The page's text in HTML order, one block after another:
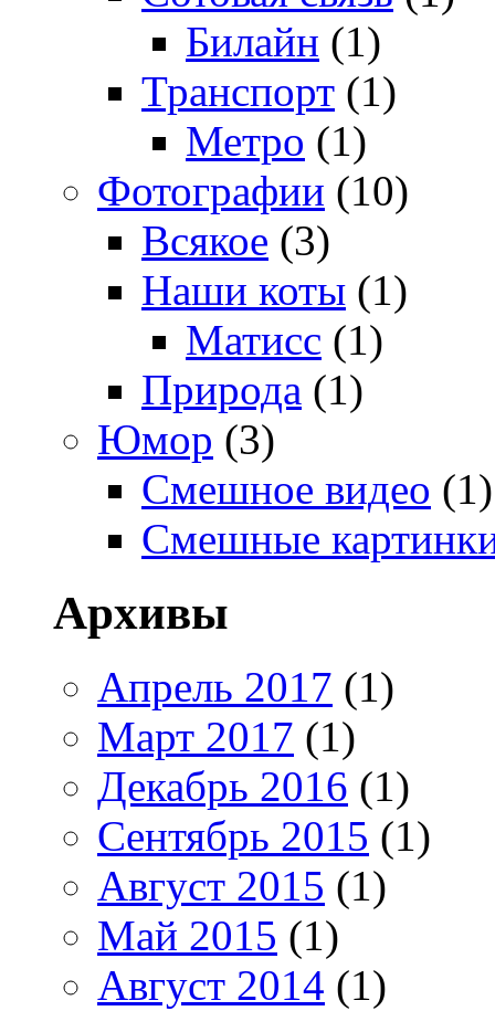
Билайн (1)
Транспорт (1)
Метро (1)
Фотографии (10)
Всякое (3)
Наши коты (1)
Матисс (1)
Природа (1)
Юмор (3)
Смешное видео (1)
Смешные
Архивы
Апрель 2017 (1)
Март 2017 (1)
Декабрь 2016 (1)
Сентябрь 2015 (1)
Август 2015 (1)
Май 2015 (1)
Август 2014 (1)